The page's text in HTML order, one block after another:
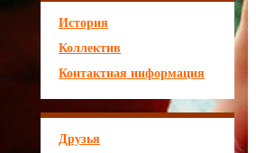
История
Коллектив
Контактная информация
Друзья